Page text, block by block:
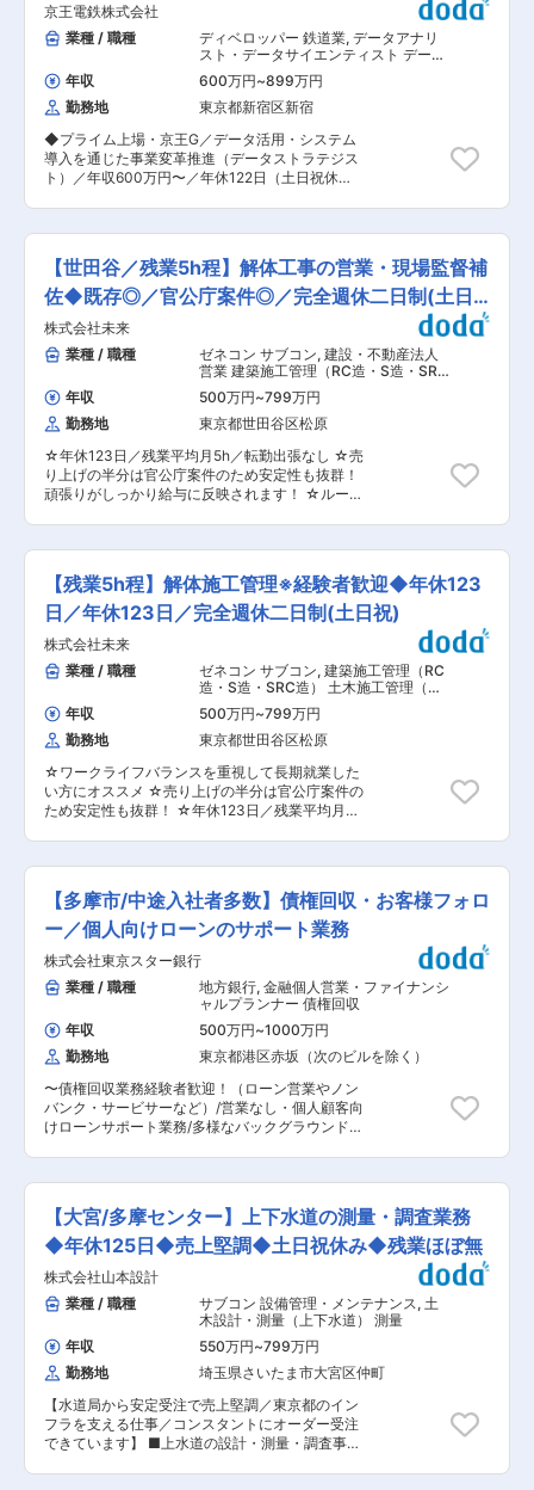
／DM作成、伝票処理／請求書処理、契約書類作
成 ・工事進捗表（データ入力等） ・備品発注
等 ■組織構成： 20~50代までの幅広い年齢層の
方が活躍しています! 和気あいあいとした雰囲気
で、なじみやすい環境です。 ■働き方： 年休120
日、残業時間は月平均20〜30時間程度。育休産
休実績も1年で80名以上おり、お子様や突発的な
ご予定がある場合も有給取得等、取りやすい環境
です。また転勤も基本的に無いため、長期就業が
可能です! ■キャリアパス： 事務のキャリアとし
て、主任などのマネジメントを目指せることはも
る環境なので、主任職などになると以下のように
年収を大きく上げることも可能です。 ※８年目：
主任／年収562万円、14年目：主任／年収609万
円 ■福利厚生： 住宅手当、子ども同伴勤務制
度、半日・時間単位有給休暇制度など福利厚生の
充実度向上を図り、従業員が健康で安心して働け
る環境の整備への取り組みをより一層積極的、継
続的に推進してまいります。 ■当社について：
「日本の家は高すぎる」。今から20数年前、創業
者の玉木康裕がアメリカを訪れたときに感じたこ
の想いこそ、タマホームの原点です。注文住宅事
業を中核として、戸建分譲事業、リフォーム事
業、集合住宅事業、マンション事業、保険代理店
んでいます。新築住宅着工件数No.1を目指し成長
を続けています。 変更の範囲：会社の定める業務
ト可
京王電鉄株式会社
業種 / 職種
ディベロッパー 鉄道業, データアナリ
スト・データサイエンティスト データ
サイエンティスト・アナリスト
年収 600万円~899万円
勤務地
東京都新宿区新宿
◆プライム上場・京王G／データ活用・システム
導入を通じた事業変革推進（データストラテジス
ト）／年収600万円〜／年休122日（土日祝休
ータを活用して分析し、事業変革とアクション戦
略を推進するデータ活用推進担当を募集します。
リアル事業から生まれる豊富なデータを扱い、事
業部門と連携した具体的なアクション戦略を考え
るだけでなく、それを実現するためのシステム導
入やプロジェクト推進まで一気通貫で携わること
ができるのが、鉄道・まちづくり企業の大きな醍
醐味です。 分析の効果がダイレクトに事業貢献へ
繋がり、地域社会への影響を肌で感じられる環境
です。データ基盤の知見とプロジェクト推進力を
ベースに、コミュニケーションをもって意欲的に
事業変革に取り組める方を歓迎します。 ■配属部
署の業務内容： 京王Gが展開する各事業（交通・
ホテル・生活サービス等）の価格戦略、販売戦
略、経営判断、現場改善に直結する分析とアクシ
ョンを通して、データの力で事業成長や地域社会
思決定や事業価値の創出を目指すための増員募集
となります。 まずは特定事業（ホテル・生活サー
ビス領域など）の課題解決からお任せし、ゆくゆ
くは他事業への横展開やDX推進プロジェクトも
担っていただきます。 データ基盤の構築や、関連
システムの導入・連携に関するプロジェクトマネ
ジメントも担っていただきます。 ■業務内容詳
細： ・データ分析・効果検証 実績情報の可視
化、データ加工、需要予測、顧客分析、施策効果
検証など ・BIダッシュボードの現場展開 現場
向けのダッシュボード作成や、活用・運用改善の
支援 ・データ基盤・パイプラインの整備 分析
基盤の整備、データパイプラインの構築・運用 ・
技術の調査、検証 ■使用ツール・環境：
Python、SQL、Databricks、AWS、Domo、
となる可能性があります。 変更の範囲：会社の定
める業務
【世田谷／残業5h程】解体工事の営業・現場監督補
佐◆既存◎／官公庁案件◎／完全週休二日制(土日
祝)
株式会社未来
業種 / 職種
ゼネコン サブコン, 建設・不動産法人
営業 建築施工管理（RC造・S造・SRC
造）
年収 500万円~799万円
勤務地
東京都世田谷区松原
☆年休123日／残業平均月5h／転勤出張なし ☆売
り上げの半分は官公庁案件のため安定性も抜群！
頑張りがしっかり給与に反映されます！ ☆ルート
していただきます。既にお取引きのあるお客様や
紹介からの受注がメインであり、飛び込み営業は
ありません。 ■入社後について ＜まずは＞ 解体
工事の現場監督として業務に携わっていただきま
す。 営業として積算するうえで必要な知識（解体
工事にどれくらいのゴミが出るのか、どれくらい
費用がかかるのか）を実際に体験しながら学んで
いただきます。 ＜その後＞ 営業として顧客との
商談や現場調査・積算業務に携わっていただきま
す。 ■受注案件 官公庁と民間の売り上げが半々
程度です。同社は豊富な実績を持ち、技術力の高
さで多くの受注を頂いています。環境・近隣に配
慮した工事内容・手法が評価され、他社よりも優
先的に工事受注できています。 ■働きやすさ ・
残業平均月５時間： 解体工事が17時での終了とな
っておりますため、基本的に残業は発生いたしま
■組織構成 現在は役員数名で営業を行っておりま
す。そのため、ご入社後は役員の方々と協力しな
がら営業活動に取り組んでいただきます。 ■魅力
解体工事を請け負う300社の中で上位30位だけが
もてるAランクを2年連続取得した実績があります
(2021年・2022年)。売上・実績はもちろんのこ
と、職場環境も整っているため、Aランクをとる
ことができました。残業時間が少なく、転勤・出
張もないことから長期就業ができます。ご経験を
活かして大規模案件にも関わることができます。
変更の範囲：会社の定める業務
【残業5h程】解体施工管理※経験者歓迎◆年休123
日／年休123日／完全週休二日制(土日祝)
株式会社未来
業種 / 職種
ゼネコン サブコン, 建築施工管理（RC
造・S造・SRC造） 土木施工管理（ト
ンネル・道路・造成・ダム・河川・港
湾・造園など）
年収 500万円~799万円
勤務地
東京都世田谷区松原
☆ワークライフバランスを重視して長期就業した
い方にオススメ ☆売り上げの半分は官公庁案件の
ため安定性も抜群！ ☆年休123日／残業平均月5h
修繕工事とは違い、スケジュールの急な変更が少
なく、トラブルや急な呼び出しの少ない安定的な
環境です。騒音・近隣環境のため、平日も17時に
工事が必ず終了します。手掛ける工事も東京都内
のものがほとんどで転勤・出張等も発生しませ
ん。 ■業務詳細： ご担当いただく案件は官公庁5
割、民間5割となっております。長年に渡る実績
と案件入札に関するノウハウから誰もが知ってい
る大規模な官公庁案件も受注できています。 案件
はすべて都内のものとなっており直行直帰が可能
なため、現場に赴くことがご負担になることはほ
とんどございません。 ■働きやすさ ・残業平均
月５時間 ・年間休日123日 ・転勤出張無し ・今
年度より完全週休二日制(土日祝）になりました。
■組織構成 工事部の社員数は11名で、現在すべて
の方が施工管理として勤務いただいております。
け負う300社の中で上位30位だけが持つことがで
きるAランクの取得実績(2021年、2022年)があ
り、官公庁の大規模案件も受注しています。官公
庁、教育施設（小学校・幼稚園）、オフィスビ
ル、マンション、住宅（戸建て）ゴルフ練習場な
ど幅広く・バランスのとれた案件受注ができてい
上位30位だけがもてるAランクを2年連続取得し
た実績があります(2021年・2022年)。売上・実
績はもちろんのこと、職場環境も整っているた
め、Aランクをとることができました。残業時間
が少なく、転勤・出張もないことから長期就業が
できます。ご経験を活かして大規模案件にも関わ
務
【多摩市/中途入社者多数】債権回収・お客様フォロ
ー／個人向けローンのサポート業務
株式会社東京スター銀行
業種 / 職種
地方銀行, 金融個人営業・ファイナンシ
ャルプランナー 債権回収
年収
500万円~1000万円
勤務地
東京都港区赤坂（次のビルを除く）
〜債権回収業務経験者歓迎！（ローン営業やノン
バンク・サービサーなど）/営業なし・個人顧客向
けローンサポート業務/多様なバックグラウンドの
業した比較的新しい銀行です。他行と比較しても
ベンチャーマインドが強く、若手であっても実力
があれば責任のある職務に登用する等、スピード
感と裁量をもてる環境です。また、中途入社比率
7割、女性比率4割、外国籍多数在籍などダイバー
シティに富んだ職場です。行員同士を互いに個人
と尊重し、役職関係なく「さん」づけで呼び合う
など、立場や年齢、経歴の垣根を越えた風通しの
良い社風です。また全社としては週1回早帰りの
退行日を設定したり、年2回のリフレッシュウィ
ークの実施、連続5日間休暇の義務化なども行っ
ており平均有給取得率も78.9％とワークライフバ
ランスを保つことができます。育児休業取得率は
女性100％、男性53.8％と、安心してライフステ
ージを迎えることができる点も魅力のひとつで
す。 ■職務内容： 個人向けローン商品（無担保
【大宮/多摩センター】上下水道の測量・調査業務
◆年休125日◆売上堅調◆土日祝休み◆残業ほぼ無
株式会社山本設計
業種 / 職種
サブコン 設備管理・メンテナンス, 土
木設計・測量（上下水道） 測量
年収
550万円~799万円
勤務地
埼玉県さいたま市大宮区仲町
【水道局から安定受注で売上堅調／東京都のイン
フラを支える仕事／コンスタントにオーダー受注
できています】 ■上水道の設計・測量・調査事業